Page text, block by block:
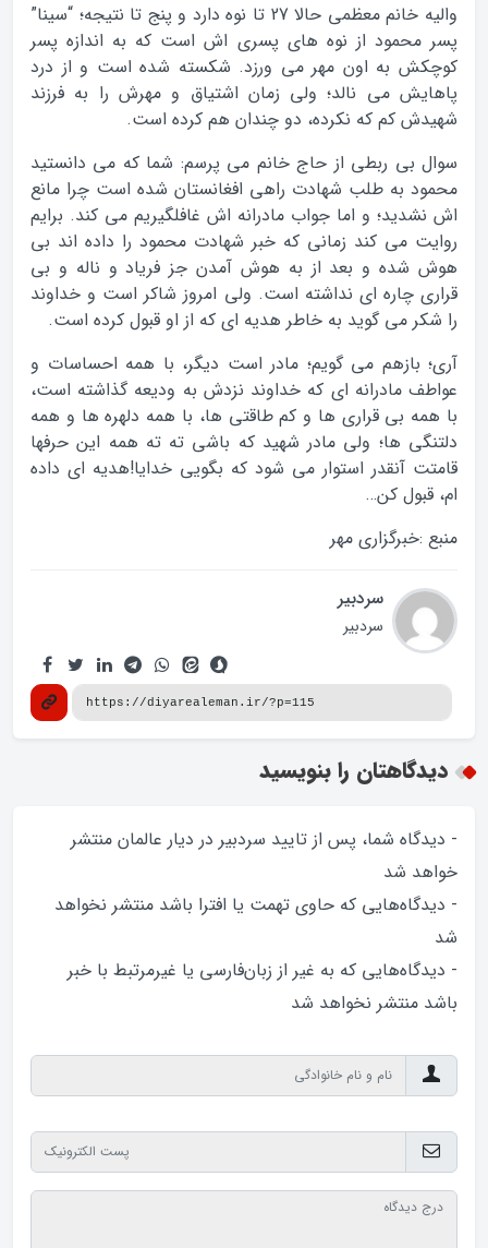
والیه خانم معظمی حالا 27 تا نوه دارد و پنج تا نتیجه؛ “سینا”
پسر محمود از نوه های پسری اش است که به اندازه پسر
کوچکش به اون مهر می ورزد. شکسته شده است و از درد
پاهایش می نالد؛ ولی زمان اشتیاق و مهرش را به فرزند
شهیدش کم که نکرده، دو چندان هم کرده است.
سوال بی ربطی از حاج خانم می پرسم: شما که می دانستید
محمود به طلب شهادت راهی افغانستان شده است چرا مانع
اش نشدید؛ و اما جواب مادرانه اش غافلگیریم می کند. برایم
روایت می کند زمانی که خبر شهادت محمود را داده اند بی
هوش شده و بعد از به هوش آمدن جز فریاد و ناله و بی
قراری چاره ای نداشته است. ولی امروز شاکر است و خداوند
را شکر می گوید به خاطر هدیه ای که از او قبول کرده است.
آری؛ بازهم می گویم؛ مادر است دیگر، با همه احساسات و
عواطف مادرانه ای که خداوند نزدش به ودیعه گذاشته است،
با همه بی قراری ها و کم طاقتی ها، با همه دلهره ها و همه
دلتنگی ها؛ ولی مادر شهید که باشی ته ته همه این حرفها
قامتت آنقدر استوار می شود که بگویی خدایا!هدیه ای داده
ام، قبول کن…
منبع :خبرگزاری مهر
سردبیر
سردبیر
دیدگاهتان را بنویسید
- دیدگاه شما، پس از تایید سردبیر در دیار عالمان منتشر
خواهد‌ شد
- دیدگاه‌هایی که حاوی تهمت یا افترا باشد منتشر نخواهد‌
شد
- دیدگاه‌هایی که به غیر از زبان‌فارسی یا غیرمرتبط با خبر
باشد منتشر نخواهد‌ شد